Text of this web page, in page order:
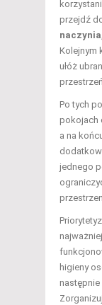
przejdź
naczynia
Kolejnym
ułóż
Po tych
pokojach
a na
jednego
higieny
następnie